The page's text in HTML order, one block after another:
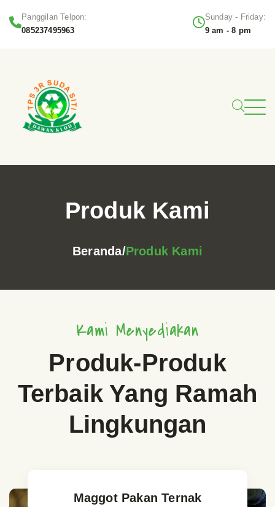
Panggilan Telpon:
085237495963
Sunday - Friday:
9 am - 8 pm
Produk Kami
Beranda Produk Kami
Kami Menyediakan
Produk-Produk
Terbaik Yang Ramah
Lingkungan
Maggot Pakan Ternak